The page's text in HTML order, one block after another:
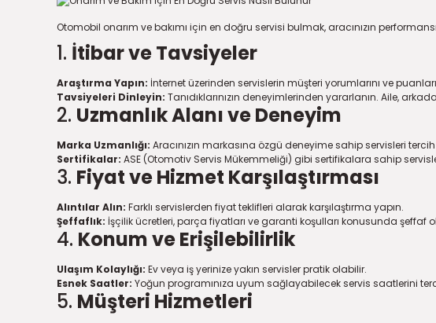
Otomobil onarım ve bakımı için en doğru servisi bulmak, aracınızın
1. İtibar ve Tavsiyeler
Araştırma Yapın: İnternet üzerinden servislerin müşteri yorumlarını ve
Tavsiyeleri Dinleyin: Tanıdıklarınızın deneyimlerinden yararlanın. Aile,
2. Uzmanlık Alanı ve Deneyim
Marka Uzmanlığı: Aracınızın markasına özgü deneyime sahip servisleri
Sertifikalar: ASE (Otomotiv Servis Mükemmeliği) gibi sertifikalara sahip
3. Fiyat ve Hizmet Karşılaştırması
Alıntılar Alın: Farklı servislerden fiyat teklifleri alarak karşılaştırma yapın.
Şeffaflık: İşçilik ücretleri, parça fiyatları ve garanti koşulları konusunda şeffaf
4. Konum ve Erişilebilirlik
Ulaşım Kolaylığı: Ev veya iş yerinize yakın servisler pratik olabilir.
Esnek Saatler: Yoğun programınıza uyum sağlayabilecek servis saatlerini
5. Müşteri Hizmetleri